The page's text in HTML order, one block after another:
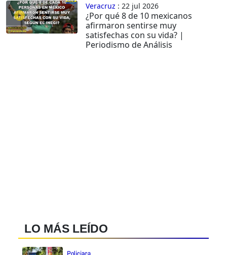
Veracruz : 22 jul 2026
¿Por qué 8 de 10 mexicanos
afirmaron sentirse muy
satisfechas con su vida? |
Periodismo de Análisis
LO MÁS LEÍDO